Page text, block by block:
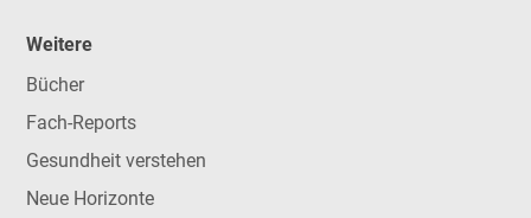
Weitere
Bücher
Fach-Reports
Gesundheit verstehen
Neue Horizonte